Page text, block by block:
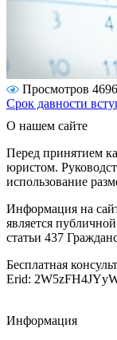
Просмотров 4696
Срок давности
О нашем сайте
Перед принятием
юристом.
использование
Информация на
является
статьи 437
Бесплатная
Erid:
Информация